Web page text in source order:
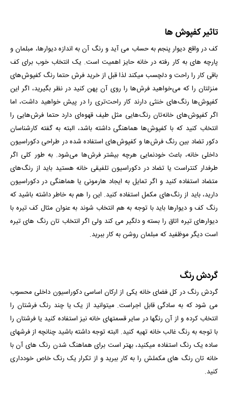
تاثیر کفپوش ها
کف در واقع دیوار پنجم به حساب می­ آید و رنگ آن به اندازه دیوارها، مبلمان و
پارچه­ های به کار رفته در خانه حایز اهمیت است. یک انتخاب خوب برای کف
باقی کار را راحت و دلچسب می­کند لذا قبل از خرید فرش حتما رنگ کفپوش‌های
منزلتان را که می‌خواهید فرش‌ها را روی آن پهن کنید در نظر بگیرید، اگر این
کفپوش‌ها رنگ‌های خنثی دارند کار راحت‌تری را در پیش خواهید داشت، اما
اگر کفپوش‌های خانه‌تان رنگ‌هایی مثل طیف قهوه‌ای دارد حتما فرش‌هایی را
انتخاب کنید که با کفپوش‌ها هماهنگی داشته باشد، البته به گفته کارشناسان
دکور تضاد بین رنگ فرش‌ها و کفپوش‌های استفاده شده در طراحی دکوراسیون
داخلی خانه، باعث خودنمایی هرچه بیشتر فرش‌ها می‌شود. به طور کلی اگر
طرفدار کنتراست یا تضاد در دکوراسیون تلفیقی خانه هستید باید از رنگ‌های
متضاد استفاده کنید و اگر تمایل به ایجاد هارمونی یا هماهنگی در دکوراسیون
دارید، باید از رنگ‌های مکمل استفاده کنید. این را هم به خاطر داشته باشید که
رنگ کف و دیوارها باید با توجه به هم انتخاب شوند به عنوان مثال کف تیره با
دیوارهای تیره اتاق را بسته و دلگیر می کند ولی اگر انتخاب تان رنگ های تیره
است دیگر موظفید که مبلمان روشن به کار ببرید.
گردش رنگ
گردش رنگ در کل فضای خانه یکی از ارکان اساسی دکوراسیون داخلی محسوب
می­ شود که به سادگی قابل اجراست. می­توانید از یک یا چند رنگ فرش­تان را
انتخاب کرده و از آن رنگ­ها در سایر قسمت­های خانه نیز استفاده کنید یا فرشتان را
با توجه به رنگ غالب خانه تهیه کنید. البته توجه داشته باشید چنانچه از فرش­های
ساده یک رنگ استفاده می­کنید، بهتر است برای هماهنگ شدن رنگ ­های آن با
خانه­ تان رنگ ­های مکملش را به کار ببرید و از تکرار یک رنگ خاص خودداری
کنید.